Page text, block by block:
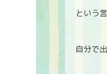
という
自分で